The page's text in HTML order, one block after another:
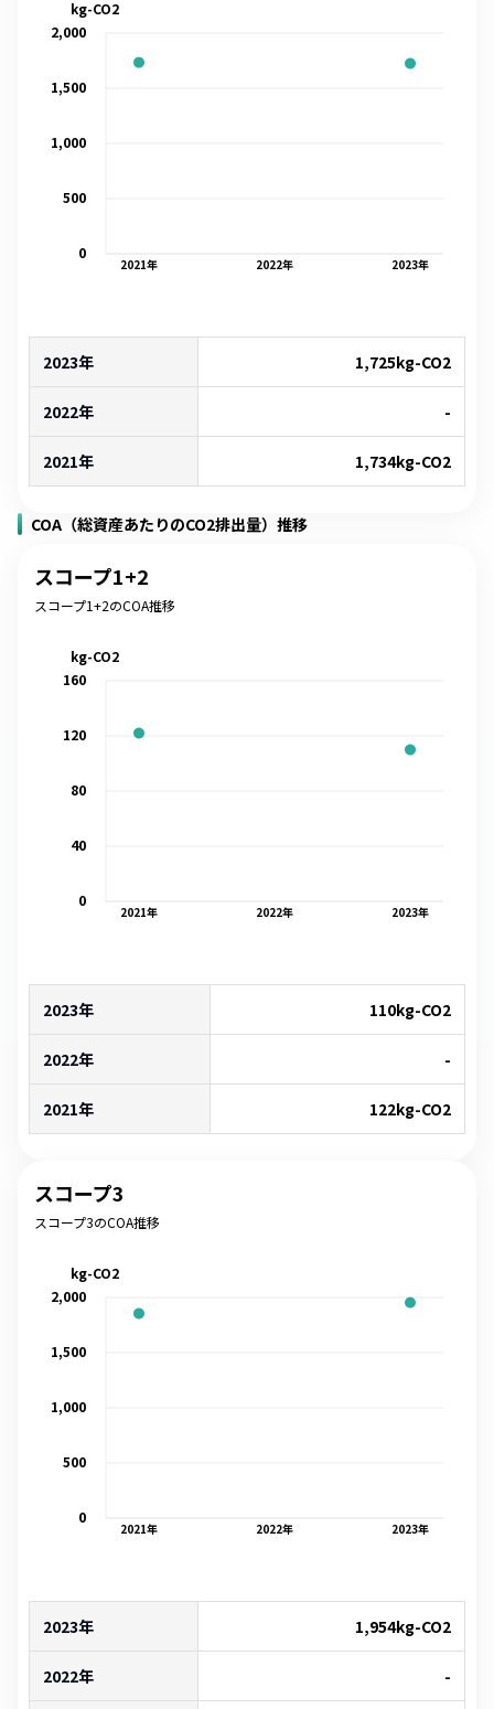
2021年 2022年 2023年
0
500
1,000
1,500
2,000
kg-CO2
2023年 1,725kg-CO2
2022年 -
2021年 1,734kg-CO2
COA（総資産あたりのCO2排出量）推移
スコープ1+2
スコープ1+2のCOA推移
2021年 2022年 2023年
0
40
80
120
160
kg-CO2
2023年 110kg-CO2
2022年 -
2021年 122kg-CO2
スコープ3
スコープ3のCOA推移
2021年 2022年 2023年
0
500
1,000
1,500
2,000
kg-CO2
2023年 1,954kg-CO2
2022年 -